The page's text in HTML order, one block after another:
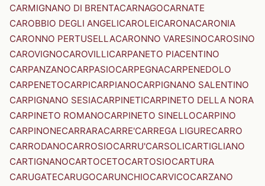
CARMIGNANO DI BRENTACARNAGOCARNATE
CAROBBIO DEGLI ANGELICAROLEICARONACARONIA
CARONNO PERTUSELLACARONNO VARESINOCAROSINO
CAROVIGNOCAROVILLICARPANETO PIACENTINO
CARPANZANOCARPASIOCARPEGNACARPENEDOLO
CARPENETOCARPICARPIANOCARPIGNANO SALENTINO
CARPIGNANO SESIACARPINETICARPINETO DELLA NORA
CARPINETO ROMANOCARPINETO SINELLOCARPINO
CARPINONECARRARACARRE'CARREGA LIGURECARRO
CARRODANOCARROSIOCARRU'CARSOLICARTIGLIANO
CARTIGNANOCARTOCETOCARTOSIOCARTURA
CARUGATECARUGOCARUNCHIOCARVICOCARZANO